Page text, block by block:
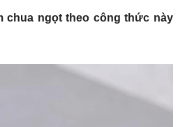
chua ngọt theo công thức này